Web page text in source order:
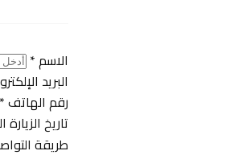
الاسم*
البريد
رقم الهاتف*
تاريخ
طريقة